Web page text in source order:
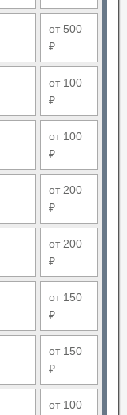
от 500
₽
от 100
₽
от 100
₽
от 200
₽
от 200
₽
от 150
₽
от 150
₽
от 100